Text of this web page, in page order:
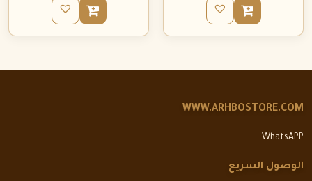
WWW.ARHBOSTORE.COM
WhatsAPP
الوصول السريع